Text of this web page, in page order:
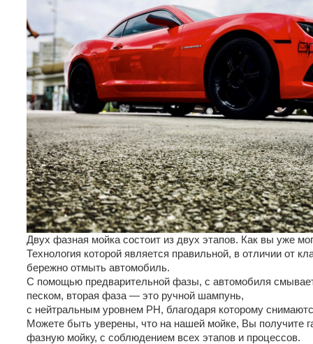
Двух фазная мойка состоит из двух этапов. Как вы уже
Технология которой является правильной, в отличии от
бережно отмыть автомобиль.
С помощью предварительной фазы, с автомобиля
песком, вторая фаза — это ручной шампунь,
с нейтральным уровнем PH, благодаря которому
Можете быть уверены, что на нашей мойке, Вы получите
фазную мойку, с соблюдением всех этапов и процессов.